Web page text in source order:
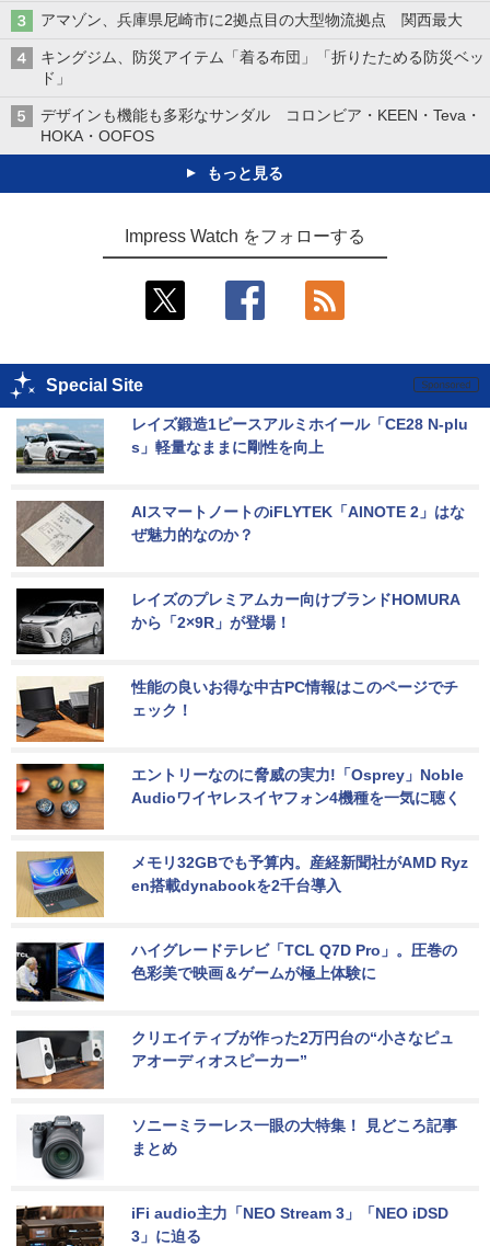
アマゾン、兵庫県尼崎市に2拠点目の大型物流拠点 関西最大
キングジム、防災アイテム「着る布団」「折りたためる防災ベッ
ド」
デザインも機能も多彩なサンダル コロンビア・KEEN・Teva・
HOKA・OOFOS
もっと見る
Impress Watch をフォローする
Special Site
レイズ鍛造1ピースアルミホイール「CE28 N-plu
s」軽量なままに剛性を向上
AIスマートノートのiFLYTEK「AINOTE 2」はな
ぜ魅力的なのか？
レイズのプレミアムカー向けブランドHOMURA
から「2×9R」が登場！
性能の良いお得な中古PC情報はこのページでチ
ェック！
エントリーなのに脅威の実力!「Osprey」Noble
Audioワイヤレスイヤフォン4機種を一気に聴く
メモリ32GBでも予算内。産経新聞社がAMD Ryz
en搭載dynabookを2千台導入
ハイグレードテレビ「TCL Q7D Pro」。圧巻の
色彩美で映画＆ゲームが極上体験に
クリエイティブが作った2万円台の“小さなピュ
アオーディオスピーカー”
ソニーミラーレス一眼の大特集！ 見どころ記事
まとめ
iFi audio主力「NEO Stream 3」「NEO iDSD
3」に迫る